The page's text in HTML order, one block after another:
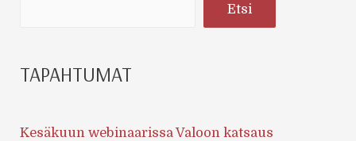
Etsi
TAPAHTUMAT
Kesäkuun webinaarissa Valoon katsaus